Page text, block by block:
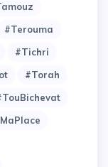
#Terouma
#Tichri
#Torah